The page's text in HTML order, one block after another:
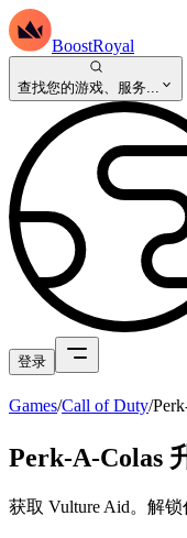
BoostRoyal
查找您的游戏、服务...
登录
Games/Call of Duty/
Perk-A-Colas
获取 Vulture Aid。解